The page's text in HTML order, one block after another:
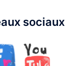
sociaux